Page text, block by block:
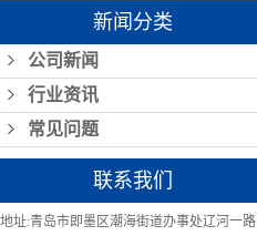
新闻分类
公司新闻
行业资讯
常见问题
联系我们
地址:青岛市即墨区潮海街道办事处辽河一路